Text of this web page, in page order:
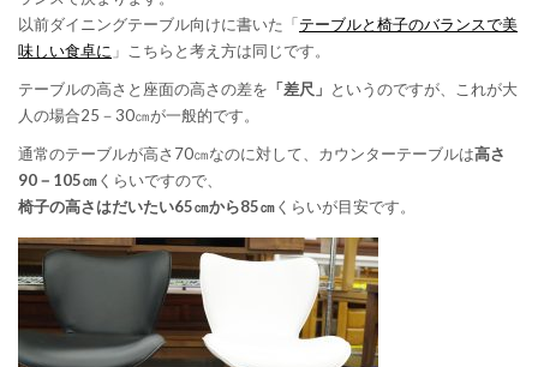
以前ダイニングテーブル向けに書いた「テーブルと椅子のバランスで美
味しい食卓に 」こちらと考え方は同じです。
テーブルの高さと座面の高さの差を 「差尺」 というのですが、これが大
人の場合25－30㎝が一般的です。
通常のテーブルが高さ70㎝なのに対して、カウンターテーブルは高さ
90－105㎝くらいですので、
椅子の高さはだいたい65㎝から85㎝くらいが目安です。